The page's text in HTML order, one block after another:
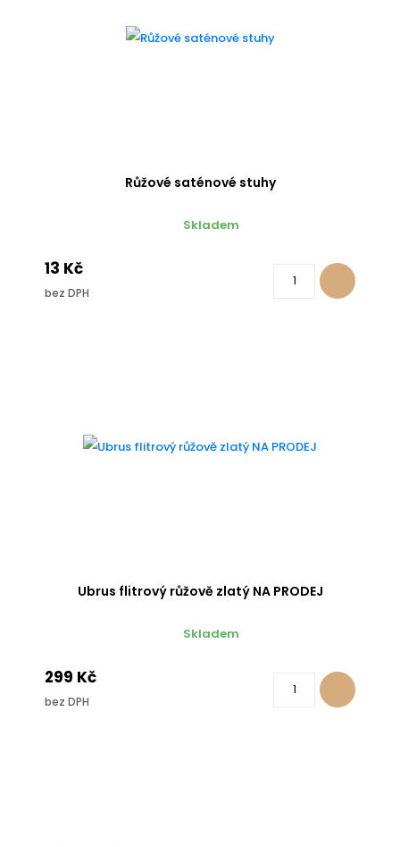
Růžové saténové stuhy
Skladem
13 Kč
bez DPH
Ubrus flitrový růžově zlatý NA PRODEJ
Skladem
299 Kč
bez DPH